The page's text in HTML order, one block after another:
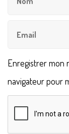
Enregistrer mon
navigateur pour